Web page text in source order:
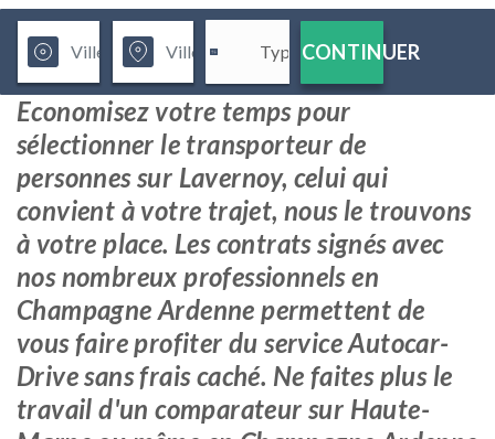
CONTINUER
Economisez votre temps pour
sélectionner le transporteur de
personnes sur Lavernoy, celui qui
convient à votre trajet, nous le trouvons
à votre place. Les contrats signés avec
nos nombreux professionnels en
Champagne Ardenne permettent de
vous faire profiter du service Autocar-
Drive sans frais caché. Ne faites plus le
travail d'un comparateur sur Haute-